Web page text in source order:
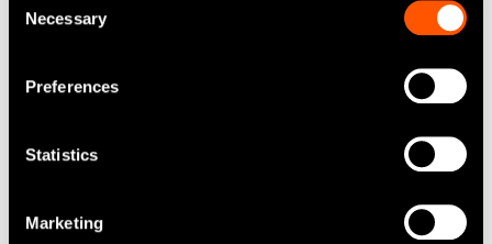
Necessary
Preferences
Statistics
Marketing